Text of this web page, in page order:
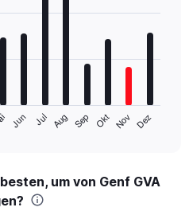
Jun Jul Aug Sep Okt Nov Dez
um von Genf GVA